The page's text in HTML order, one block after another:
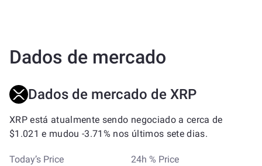
Dados de mercado
Dados de mercado de XRP
XRP está atualmente sendo negociado a cerca de
$1.021 e mudou -3.71% nos últimos sete dias.
Today’s Price 24h % Price